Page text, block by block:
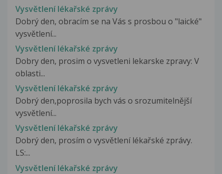
Vysvětlení lékařské zprávy
Dobrý den, obracím se na Vás s prosbou o "laické"
vysvětlení...
Vysvětlení lékařské zprávy
Dobry den, prosim o vysvetleni lekarske zpravy: V
oblasti...
Vysvětlení lékařské zprávy
Dobrý den,poprosila bych vás o srozumitelnější
vysvětlení...
Vysvětlení lékařské zprávy
Dobrý den, prosím o vysvětlení lékařské zprávy.
LS:...
Vysvětlení lékařské zprávy